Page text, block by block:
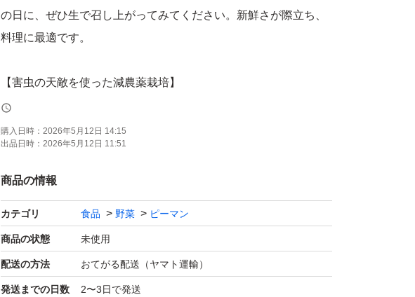
の日に、ぜひ生で召し上がってみてください。新鮮さが際立ち、
料理に最適です。
【害虫の天敵を使った減農薬栽培】
IPM農業は、化学合成農薬だけに頼らず、天敵昆虫（てんとう
虫）や防虫ネットなどを組み合わせる農法です。
農薬の利用率を慣行栽培と比べて1/3以下に減らしました。野菜や
ただけます。健康志向の方にもおすすめです。
【たっぷり大容量3キロ】
3キロのボリュームで、家庭料理や業務用にも最適。多彩な料理
購入日時： 2026年5月12日 14:15
出品日時： 2026年5月12日 11:51
商品の情報
カテゴリ 食品 野菜 ピーマン
商品の状態 未使用
配送の方法 おてがる配送（ヤマト運輸）
発送までの日数 2〜3日で発送